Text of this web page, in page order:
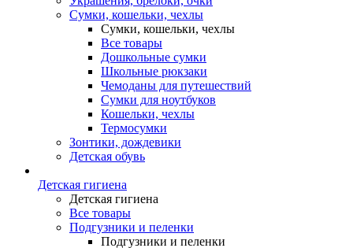
Сумки, кошельки, чехлы
Сумки, кошельки, чехлы
Все товары
Дошкольные сумки
Школьные рюкзаки
Чемоданы для путешествий
Сумки для ноутбуков
Кошельки, чехлы
Термосумки
Зонтики, дождевики
Детская обувь
Детская гигиена
Детская гигиена
Все товары
Подгузники и пеленки
Подгузники и пеленки